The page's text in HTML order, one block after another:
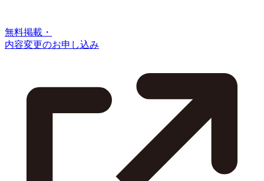
無料掲載・
内容変更のお申し込み